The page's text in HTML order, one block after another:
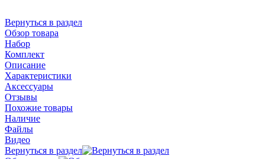
Вернуться в раздел
Обзор товара
Набор
Комплект
Описание
Характеристики
Аксессуары
Отзывы
Похожие товары
Наличие
Файлы
Видео
Вернуться в раздел